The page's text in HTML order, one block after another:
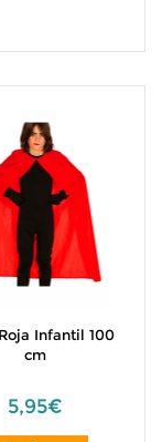
Infantil 100
cm
5,95€